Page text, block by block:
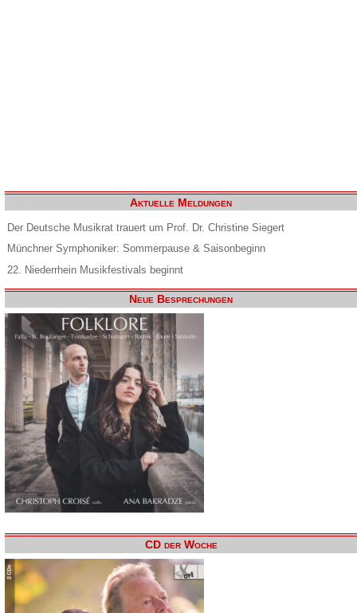
Aktuelle Meldungen
Der Deutsche Musikrat trauert um Prof. Dr. Christine Siegert
Münchner Symphoniker: Sommerpause & Saisonbeginn
22. Niederrhein Musikfestivals beginnt
Neue Besprechungen
CD der Woche